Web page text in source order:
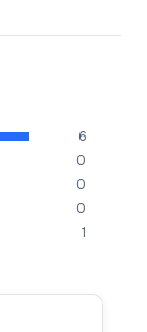
6
0
0
0
1